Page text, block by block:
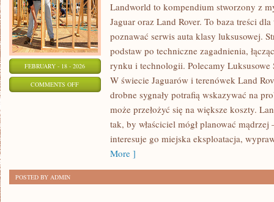
FEBRUARY - 18 - 2026
COMMENTS OFFON
Landworld to kompendium stworzony z
Jaguar oraz Land Rover. To baza treści
poznawać serwis auta klasy luksusowej.
podstaw po techniczne zagadnienia,
rynku i technologii. Polecamy Luksusowe
W świecie Jaguarów i terenówek Land
drobne sygnały potrafią wskazywać na
może przełożyć się na większe koszty.
tak, by właściciel mógł planować
interesuje go miejska eksploatacja,
More ]
POSTED BY ADMIN